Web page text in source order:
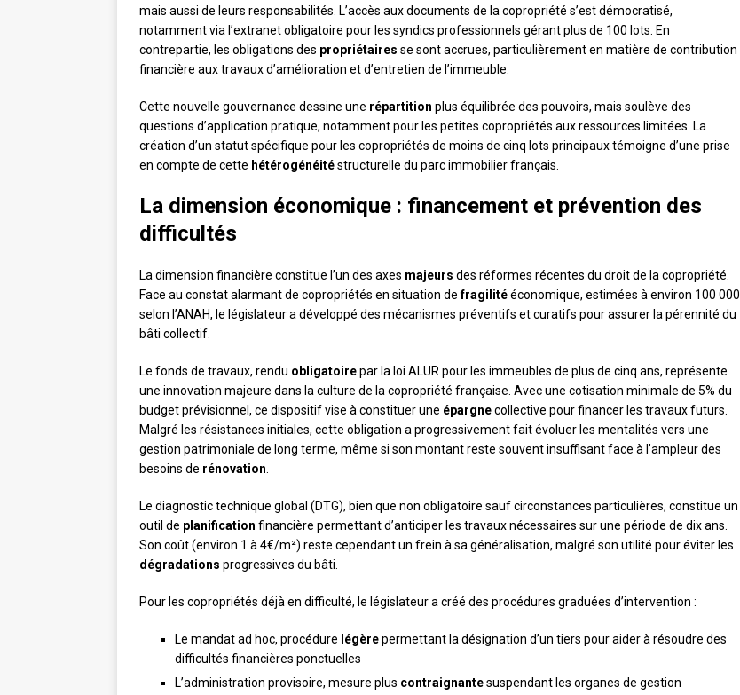
mais aussi de leurs responsabilités. L’accès aux documents de la copropriété s’est démocratisé,
notamment via l’extranet obligatoire pour les syndics professionnels gérant plus de 100 lots. En
contrepartie, les obligations des propriétaires se sont accrues, particulièrement en matière de contribution
financière aux travaux d’amélioration et d’entretien de l’immeuble.
Cette nouvelle gouvernance dessine une répartition plus équilibrée des pouvoirs, mais soulève des
questions d’application pratique, notamment pour les petites copropriétés aux ressources limitées. La
création d’un statut spécifique pour les copropriétés de moins de cinq lots principaux témoigne d’une prise
en compte de cette hétérogénéitéstructurelle du parc immobilier français.
La dimension économique : financement et prévention des
difficultés
La dimension financière constitue l’un des axes majeurs des réformes récentes du droit de la copropriété.
Face au constat alarmant de copropriétés en situation defragilitééconomique, estimées à environ 100 000
selon l’ANAH, le législateur a développé des mécanismes préventifs et curatifs pour assurer la pérennité du
bâti collectif.
Le fonds de travaux, rendu obligatoirepar la loi ALUR pour les immeubles de plus de cinq ans, représente
une innovation majeure dans la culture de la copropriété française. Avec une cotisation minimale de 5% du
budget prévisionnel, ce dispositif vise à constituer une épargnecollective pour financer les travaux futurs.
Malgré les résistances initiales, cette obligation a progressivement fait évoluer les mentalités vers une
gestion patrimoniale de long terme, même si son montant reste souvent insuffisant face à l’ampleur des
besoins de rénovation
Le diagnostic technique global (DTG), bien que non obligatoire sauf circonstances particulières, constitue un
outil de planification financière permettant d’anticiper les travaux nécessaires sur une période de dix ans.
Son coût (environ 1 à 4€/m²) reste cependant un frein à sa généralisation, malgré son utilité pour éviter les
dégradations progressives du bâti.
Pour les copropriétés déjà en difficulté, le législateur a créé des procédures graduées d’intervention :
Le mandat ad hoc, procédure légèrepermettant la désignation d’un tiers pour aider à résoudre des
difficultés financières ponctuelles
L’administration provisoire, mesure plus contraignantesuspendant les organes de gestion